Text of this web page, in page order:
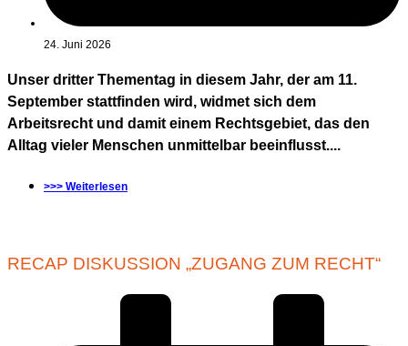
24. Juni 2026
Unser dritter Thementag in diesem Jahr, der am 11.
September stattfinden wird, widmet sich dem
Arbeitsrecht und damit einem Rechtsgebiet, das den
Alltag vieler Menschen unmittelbar beeinflusst....
>>> Weiterlesen
RECAP DISKUSSION „ZUGANG ZUM RECHT“